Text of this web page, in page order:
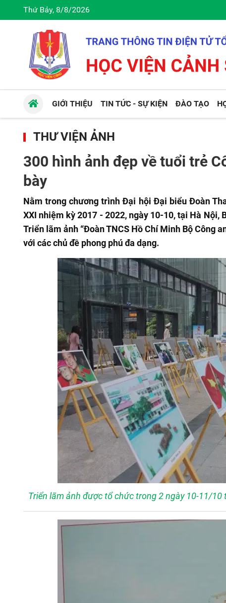
Thứ Bảy, 8/8/2026
GIỚI THIỆU TIN TỨC - SỰ KIỆN ĐÀO TẠO
THƯ VIỆN ẢNH
300 hình ảnh đẹp về tuổi trẻ
bày
Nằm trong chương trình Đại hội Đại biểu Đoàn
XXI nhiệm kỳ 2017 - 2022, ngày 10-10, tại Hà Nội,
Triển lãm ảnh “Đoàn TNCS Hồ Chí Minh Bộ Công
với các chủ đề phong phú đa dạng.
Triển lãm ảnh được tổ chức trong 2 ngày 10-11/